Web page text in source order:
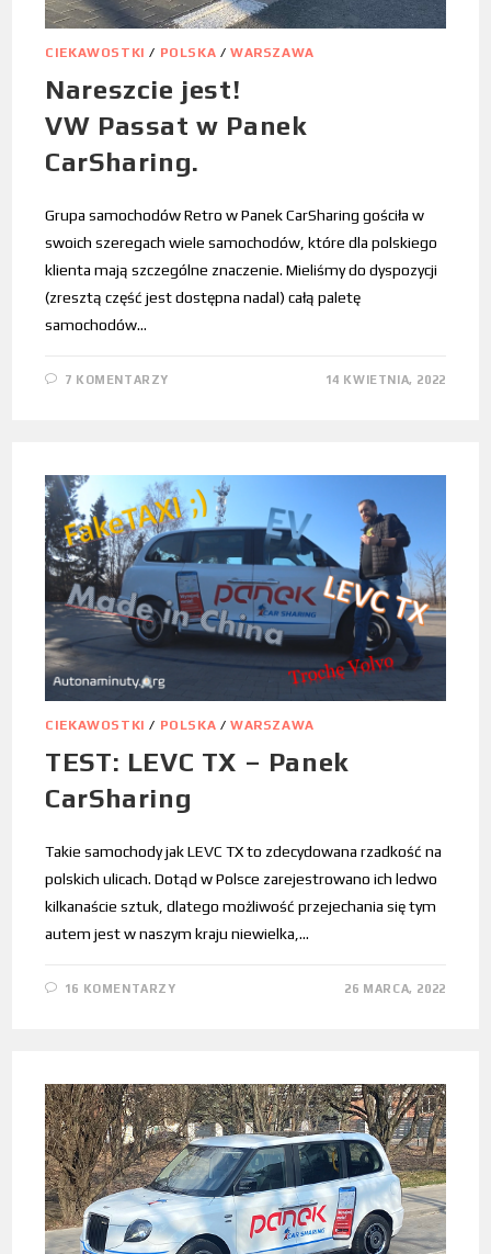
CIEKAWOSTKI / POLSKA /WARSZAWA
Nareszcie jest!
VW Passat w Panek
CarSharing.
Grupa samochodów Retro w Panek CarSharing gościła w
swoich szeregach wiele samochodów, które dla polskiego
klienta mają szczególne znaczenie. Mieliśmy do dyspozycji
(zresztą część jest dostępna nadal) całą paletę
samochodów…
7 KOMENTARZY 14 KWIETNIA, 2022
CIEKAWOSTKI / POLSKA /WARSZAWA
TEST: LEVC TX – Panek
CarSharing
Takie samochody jak LEVC TX to zdecydowana rzadkość na
polskich ulicach. Dotąd w Polsce zarejestrowano ich ledwo
kilkanaście sztuk, dlatego możliwość przejechania się tym
autem jest w naszym kraju niewielka,…
16 KOMENTARZY 26 MARCA, 2022